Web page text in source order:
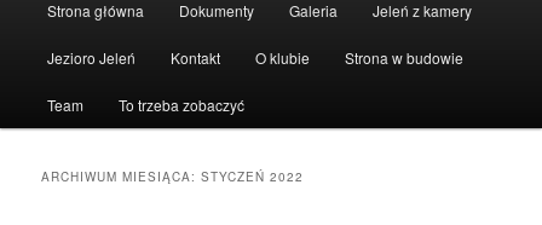
Strona główna Dokumenty Galeria Jeleń z kamery
Jezioro Jeleń Kontakt O klubie Strona w budowie
Team To trzeba zobaczyć
ARCHIWUM MIESIĄCA:STYCZEŃ 2022